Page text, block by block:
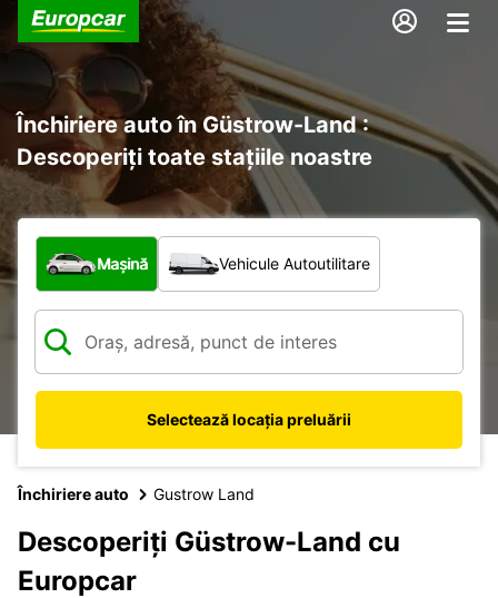
Închiriere auto în Güstrow-Land :
Descoperiți toate stațiile noastre
Ce tip de vehicul?
Mașină Vehicule Autoutilitare
Selectează locația preluării
Închiriere auto Gustrow Land
Descoperiți Güstrow-Land cu
Europcar